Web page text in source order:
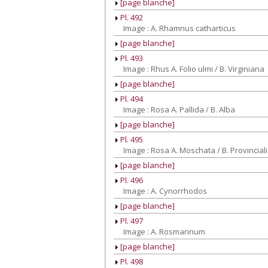
[page blanche]
Pl. 492
Image : A. Rhamnus catharticus
[page blanche]
Pl. 493
Image : Rhus A. Folio ulmi / B. Virginiana
[page blanche]
Pl. 494
Image : Rosa A. Pallida / B. Alba
[page blanche]
Pl. 495
Image : Rosa A. Moschata / B.
[page blanche]
Pl. 496
Image : A. Cynorrhodos
[page blanche]
Pl. 497
Image : A. Rosmarinum
[page blanche]
Pl. 498